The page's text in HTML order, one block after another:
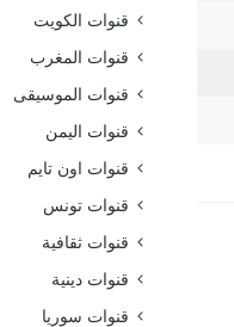
قنوات الكويت
قنوات المغرب
قنوات الموسيقى
قنوات اليمن
قنوات اون تايم
قنوات تونس
قنوات ثقافية
قنوات دينية
قنوات سوريا